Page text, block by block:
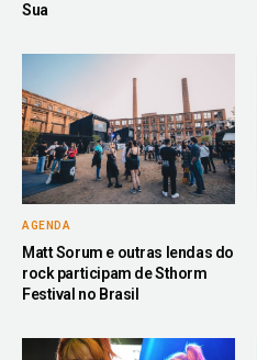
Sua
AGENDA
Matt Sorum e outras lendas do
rock participam de Sthorm
Festival no Brasil